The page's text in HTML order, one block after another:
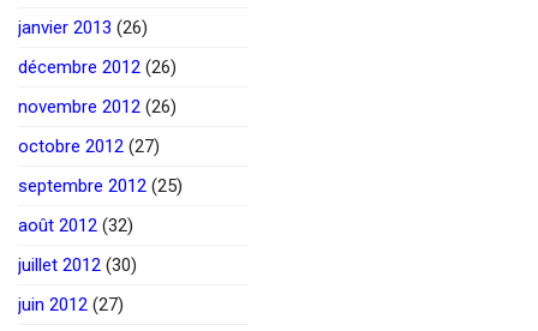
janvier 2013 (26)
décembre 2012 (26)
novembre 2012 (26)
octobre 2012 (27)
septembre 2012 (25)
août 2012 (32)
juillet 2012 (30)
juin 2012 (27)